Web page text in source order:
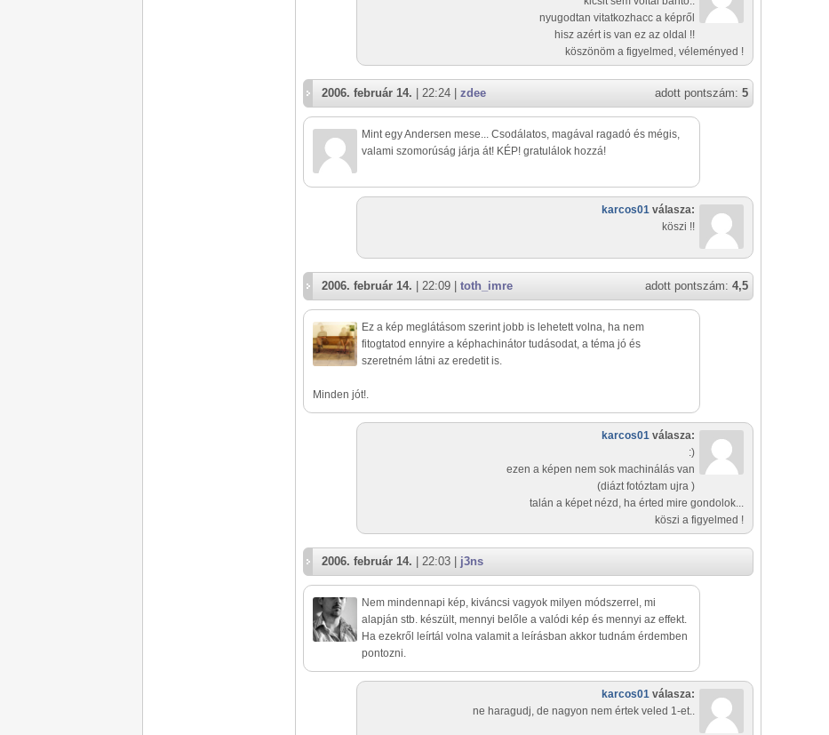
nyugodtan vitatkozhacc a képről
hisz azért is van ez az oldal !!
köszönöm a figyelmed, véleményed !
adott pontszám: 5
2006. február 14. | 22:24 | zdee
Mint egy Andersen mese... Csodálatos, magával ragadó és mégis,
valami szomorúság járja át! KÉP! gratulálok hozzá!
karcos01 válasza:
köszi !!
adott pontszám: 4,5
2006. február 14. | 22:09 | toth_imre
Ez a kép meglátásom szerint jobb is lehetett volna, ha nem
fitogtatod ennyire a képhachinátor tudásodat, a téma jó és
szeretném látni az eredetit is.
Minden jót!.
karcos01 válasza:
:)
ezen a képen nem sok machinálás van
(diázt fotóztam ujra )
talán a képet nézd, ha érted mire gondolok...
köszi a figyelmed !
2006. február 14. | 22:03 | j3ns
Nem mindennapi kép, kiváncsi vagyok milyen módszerrel, mi
alapján stb. készült, mennyi belőle a valódi kép és mennyi az effekt.
Ha ezekről leírtál volna valamit a leírásban akkor tudnám érdemben
pontozni.
karcos01 válasza:
ne haragudj, de nagyon nem értek veled 1-et..